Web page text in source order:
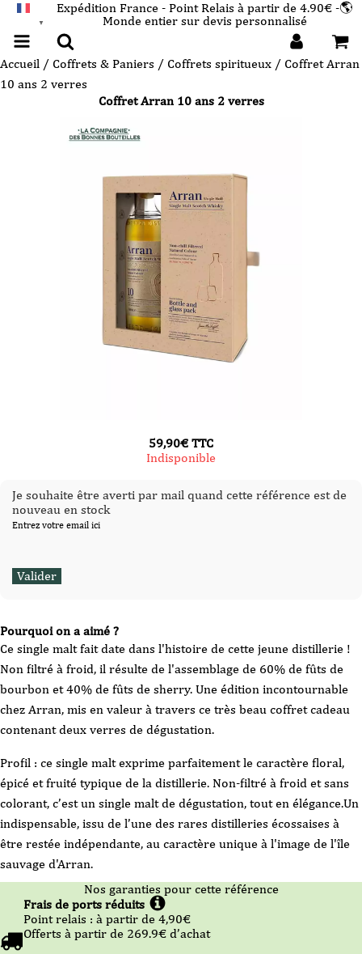
▼
Expédition France - Point Relais à partir de 4.90€ -🌎
Monde entier sur devis personnalisé
Accueil / Coffrets & Paniers / Coffrets spiritueux / Coffret Arran
10 ans 2 verres
Coffret Arran 10 ans 2 verres
Pourquoi on a aimé ?
Ce single malt fait date dans l'histoire de cette jeune distillerie !
Non filtré à froid, il résulte de l'assemblage de 60% de fûts de
bourbon et 40% de fûts de sherry. Une édition incontournable
chez Arran, mis en valeur à travers ce très beau coffret cadeau
contenant deux verres de dégustation.
Profil : ce single malt exprime parfaitement le caractère floral,
épicé et fruité typique de la distillerie. Non-filtré à froid et sans
colorant, c’est un single malt de dégustation, tout en élégance.Un
indispensable, issu de l’une des rares distilleries écossaises à
être restée indépendante, au caractère unique à l'image de l'île
sauvage d'Arran.
59,90€ TTC
Indisponible
Je souhaite être averti par mail quand cette référence est de
nouveau en stock
Entrez votre email ici
Nos garanties pour cette référence
Frais de ports réduits
Point relais : à partir de 4,90€
Offerts à partir de 269.9€ d’achat